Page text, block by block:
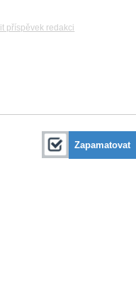
příspěvek redakci
Zapamatovat